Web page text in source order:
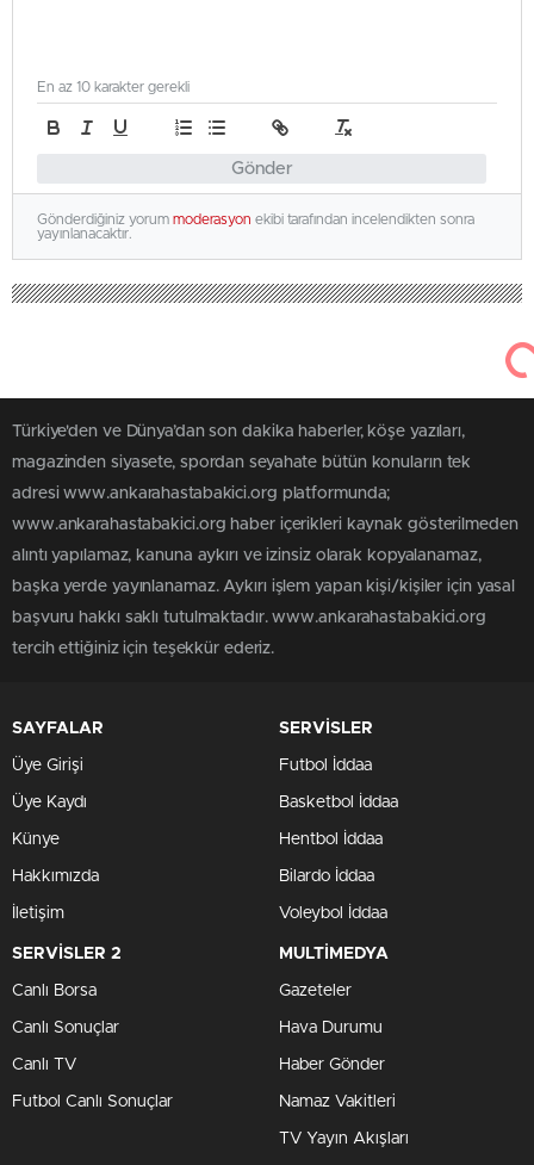
Gönder
En az 10 karakter gerekli
Gönderdiğiniz yorum moderasyon ekibi tarafından incelendikten sonra
yayınlanacaktır.
Türkiye'den ve Dünya’dan son dakika haberler, köşe yazıları,
magazinden siyasete, spordan seyahate bütün konuların tek
adresi www.ankarahastabakici.org platformunda;
www.ankarahastabakici.org haber içerikleri kaynak gösterilmeden
alıntı yapılamaz, kanuna aykırı ve izinsiz olarak kopyalanamaz,
başka yerde yayınlanamaz. Aykırı işlem yapan kişi/kişiler için yasal
başvuru hakkı saklı tutulmaktadır. www.ankarahastabakici.org
tercih ettiğiniz için teşekkür ederiz.
SAYFALAR
Üye Girişi
Üye Kaydı
Künye
Hakkımızda
İletişim
SERVİSLER
Futbol İddaa
Basketbol İddaa
Hentbol İddaa
Bilardo İddaa
Voleybol İddaa
SERVİSLER 2
Canlı Borsa
Canlı Sonuçlar
Canlı TV
Futbol Canlı Sonuçlar
MULTİMEDYA
Gazeteler
Hava Durumu
Haber Gönder
Namaz Vakitleri
TV Yayın Akışları